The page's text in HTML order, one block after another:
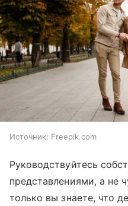
Источник: Freepik.com
Руководствуйтесь
представлениями, а не
только вы знаете, что